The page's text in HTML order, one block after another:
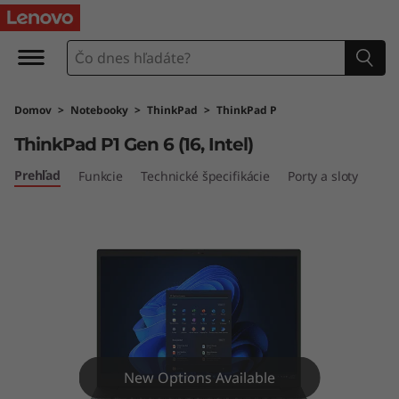
T
h
n
k
Domov > Notebooky > ThinkPad > ThinkPad P
ThinkPad P1 Gen 6 (16, Intel)
Prehľad Funkcie Technické špecifikácie Porty a sloty
New Options Available